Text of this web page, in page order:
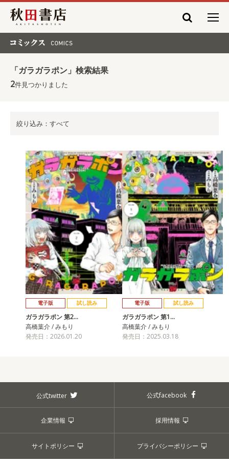
秋田書店
「ガラガラポン」検索結果
2件見つかりました
絞り込み：すべて
電子版 試し読み
ガラガラポン 第2…
高橋葉介 / みもり
発売日：2026.01.20
電子版 試し読み
ガラガラポン 第1…
高橋葉介 / みもり
発売日：2025.03.18
公式twitter 公式facebook
企業情報 採用情報
サイトポリシー プライバシーポリシー